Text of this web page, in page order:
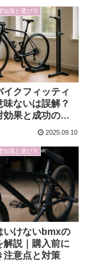
知識と選び方
イクフィッティ
味ないは誤解？
効果と成功のコ
2025.09.10
知識と選び方
いけないbmxの
解説｜購入前に
注意点と対策